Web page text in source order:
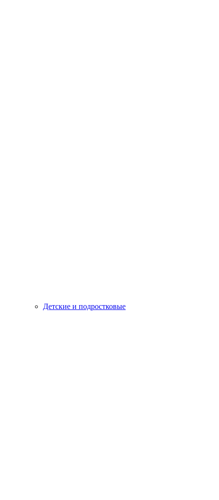
Детские и подростковые